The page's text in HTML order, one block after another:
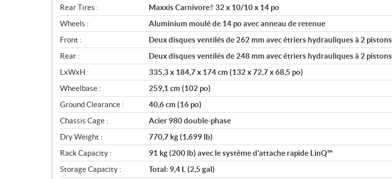
Rear Tires :
Maxxis Carnivore† 32 x 10/10 x 14 po
Wheels :
Aluminium moulé de 14 po avec anneau de retenue
Front :
Deux disques ventilés de 262 mm avec étriers hydrauliques à 2 pistons
Rear :
Deux disques ventilés de 248 mm avec étriers hydrauliques à 2 pistons
LxWxH :
335,3 x 184,7 x 174 cm (132 x 72,7 x 68,5 po)
Wheelbase :
259,1 cm (102 po)
Ground Clearance :
40,6 cm (16 po)
Chassis Cage :
Acier 980 double-phase
Dry Weight :
770,7 kg (1,699 lb)
Rack Capacity :
91 kg (200 lb) avec le système d’attache rapide LinQ™
Storage Capacity :
Total: 9,4 L (2,5 gal)